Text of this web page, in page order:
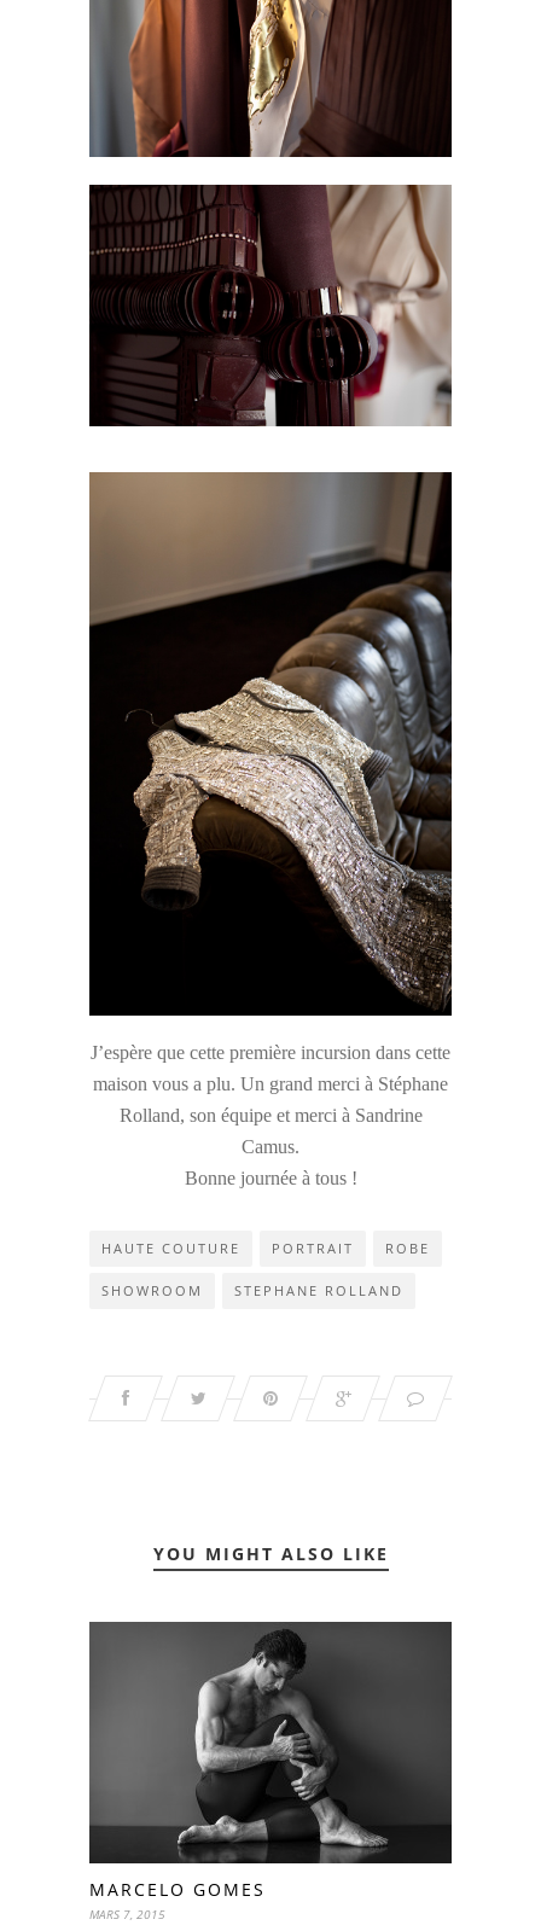
J’espère que cette première incursion dans cette
maison vous a plu. Un grand merci à Stéphane
Rolland, son équipe et merci à Sandrine
Camus.
Bonne journée à tous !
HAUTE COUTURE PORTRAIT ROBE
SHOWROOM STEPHANE ROLLAND
YOU MIGHT ALSO LIKE
MARCELO GOMES
MARS 7, 2015